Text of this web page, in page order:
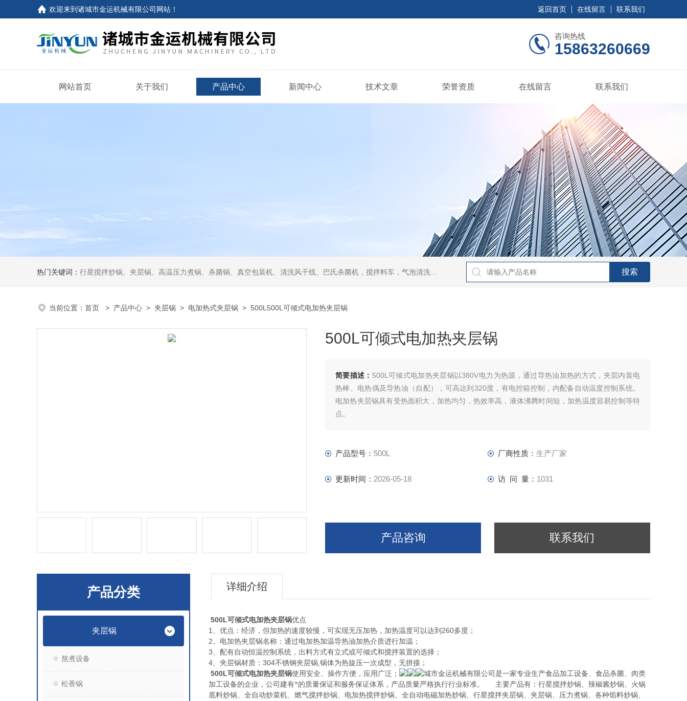
欢迎来到诸城市金运机械有限公司网站 ！ 返回首页 在线留言 联系我们
咨询热线
15863260669
网站首页 关于我们 产品中心 新闻中心 技术文章 荣誉资质 在线留言 联系我们
热门关键词： 行星搅拌炒锅、夹层锅、高温压力煮锅、杀菌锅、真空包装机、清洗风干线、巴氏杀菌机，搅拌料车，气泡清洗机，翻转风干机
当前位置： 首页 > 产品中心 > 夹层锅 > 电加热式夹层锅 > 500L500L可倾式电加热夹层锅
500L可倾式电加热夹层锅
简要描述： 500L可倾式电加热夹层锅以380V电力为热源，通过导热油加热的方式，夹层内装电
热棒、电热偶及导热油（自配），可高达到320度，有电控箱控制，内配备自动温度控制系统。
电加热夹层锅具有受热面积大，加热均匀，热效率高，液体沸腾时间短，加热温度容易控制等特
点。
产品型号： 500L 厂商性质： 生产厂家
更新时间： 2026-05-18 访 问 量： 1031
产品咨询 联系我们
产品分类
夹层锅
熬煮设备
松香锅
详细介绍
500L可倾式电加热夹层锅优点
1、优点：经济，但加热的速度较慢，可实现无压加热，加热温度可以达到260多度；
2、电加热夹层锅名称：通过电加热加温导热油加热介质进行加温；
3、配有自动恒温控制系统，出料方式有立式或可倾式和搅拌装置的选择；
4、夹层锅材质：304不锈钢夹层锅,锅体为热旋压一次成型，无拼接；
500L可倾式电加热夹层锅使用安全、操作方便，应用广泛；
城市金运机械有限公司是一家专业生产食品加工设备、食品杀菌、肉类
加工设备的企业，公司建有*的质量保证和服务保证体系，产品质量严格执行行业标准。
主要产品有：行星搅拌炒锅、辣椒酱炒锅、火锅
底料炒锅、全自动炒菜机、燃气搅拌炒锅、电加热搅拌炒锅、全自动电磁加热炒锅、行星搅拌夹层锅、夹层锅、压力煮锅、各种馅料炒锅、